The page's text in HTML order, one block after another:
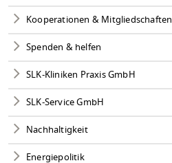
Kooperationen & Mitgliedschaften
Spenden & helfen
SLK-Kliniken Praxis GmbH
SLK-Service GmbH
Nachhaltigkeit
Energiepolitik